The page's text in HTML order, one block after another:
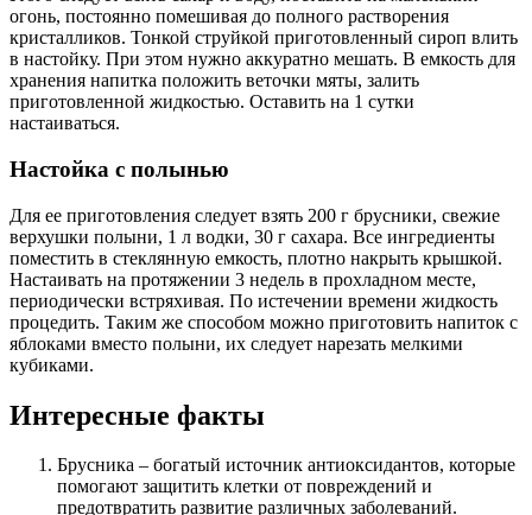
огонь, постоянно помешивая до полного растворения
кристалликов. Тонкой струйкой приготовленный сироп влить
в настойку. При этом нужно аккуратно мешать. В емкость для
хранения напитка положить веточки мяты, залить
приготовленной жидкостью. Оставить на 1 сутки
настаиваться.
Настойка с полынью
Для ее приготовления следует взять 200 г брусники, свежие
верхушки полыни, 1 л водки, 30 г сахара. Все ингредиенты
поместить в стеклянную емкость, плотно накрыть крышкой.
Настаивать на протяжении 3 недель в прохладном месте,
периодически встряхивая. По истечении времени жидкость
процедить. Таким же способом можно приготовить напиток с
яблоками вместо полыни, их следует нарезать мелкими
кубиками.
Интересные факты
Брусника – богатый источник антиоксидантов, которые
помогают защитить клетки от повреждений и
предотвратить развитие различных заболеваний.